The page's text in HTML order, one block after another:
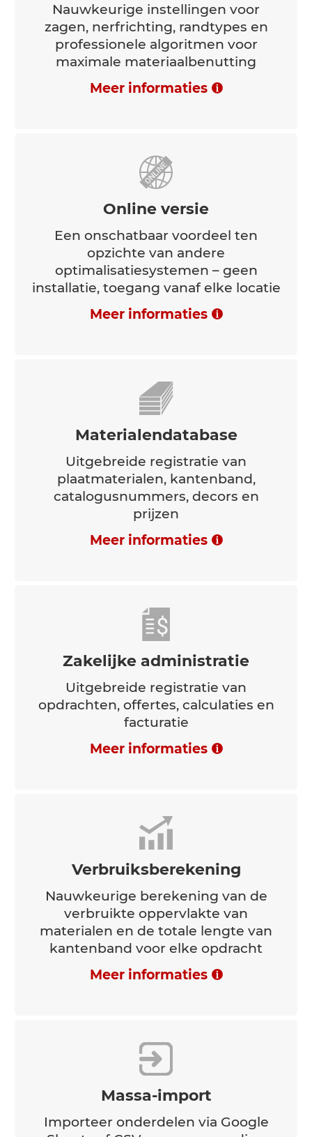
Nauwkeurige instellingen voor
zagen, nerfrichting, randtypes en
professionele algoritmen voor
maximale materiaalbenutting
Meer informaties
Online versie
Een onschatbaar voordeel ten
opzichte van andere
optimalisatiesystemen – geen
installatie, toegang vanaf elke locatie
Meer informaties
Materialendatabase
Uitgebreide registratie van
plaatmaterialen, kantenband,
catalogusnummers, decors en
prijzen
Meer informaties
Zakelijke administratie
Uitgebreide registratie van
opdrachten, offertes, calculaties en
facturatie
Meer informaties
Verbruiksberekening
Nauwkeurige berekening van de
verbruikte oppervlakte van
materialen en de totale lengte van
kantenband voor elke opdracht
Meer informaties
Massa-import
Importeer onderdelen via Google